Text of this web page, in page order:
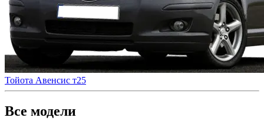
Тойота Авенсис т25
Все модели